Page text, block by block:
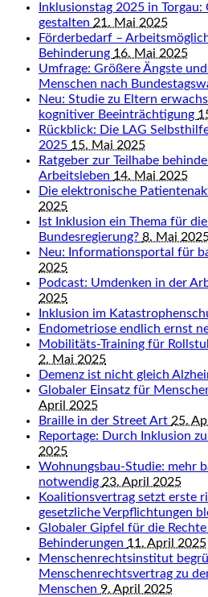
Inklusionstag 2025 in
gestalten 21. Mai 2025
Förderbedarf –
Behinderung 16. Mai 2025
Umfrage: Größere Ängste
Menschen nach
Neu: Studie zu Eltern
kognitiver Beeinträchtigung
Rückblick: Die LAG
2025 15. Mai 2025
Ratgeber zur Teilhabe
Arbeitsleben 14. Mai 2025
Die elektronische
2025
Ist Inklusion ein Thema für
Bundesregierung? 8. Mai
Neu: Informationsportal für
2025
Podcast: Umdenken in der
2025
Inklusion im
Endometriose endlich ernst
Mobilitäts-Training für
2. Mai 2025
Demenz ist nicht gleich
Globaler Einsatz für
April 2025
Braille in der Street Art 25.
Reportage: Durch Inklusion
2025
Wohnungsbau-Studie: mehr
notwendig 23. April 2025
Koalitionsvertrag setzt erste
gesetzliche Verpflichtungen
Globaler Gipfel für die
Behinderungen 11. April 2025
Menschenrechtsinstitut
Menschenrechtsvertrag zu
Menschen 9. April 2025